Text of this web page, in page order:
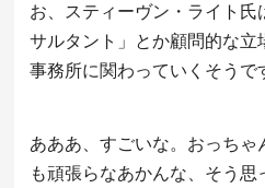
お、スティーヴン・ライト氏
サルタント」とか顧問的な立
事務所に関わっていくそうで
あああ、すごいな。おっちゃ
も頑張らなあかんな、そう